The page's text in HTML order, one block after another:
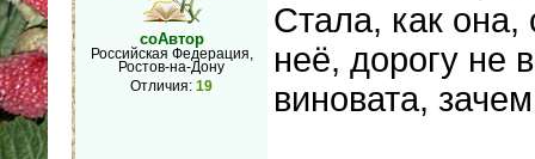
соАвтор
Российская Федерация,
Ростов-на-Дону
Отличия: 19
Стала, как она,
неё, дорогу не
виновата,